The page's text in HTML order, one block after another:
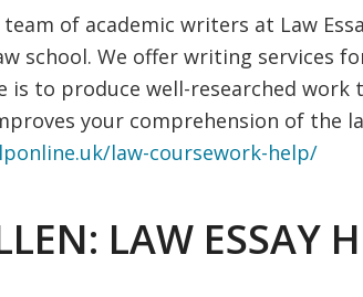
of academic writers at Law
school. We offer writing services
is to produce well-researched
your comprehension of the
law-coursework-help/
LAW ESSAY